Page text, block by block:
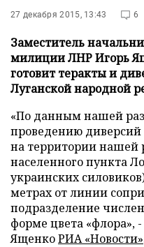
27 декабря 2015, 13:43 6
Заместитель
милиции ЛНР Игорь
готовит теракты и
Луганской народной
«По данным нашей
проведению диверсий
на территории нашей
населенного пункта
украинских
метрах от линии
подразделение
форме цвета «флора»,
ЯщенкоРИА «Новости»